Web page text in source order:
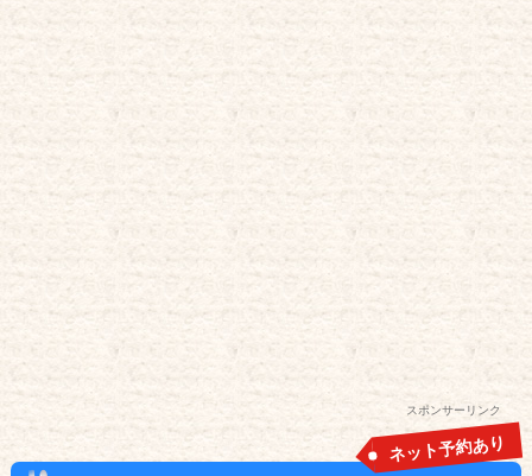
スポンサーリンク
ネット予約あり